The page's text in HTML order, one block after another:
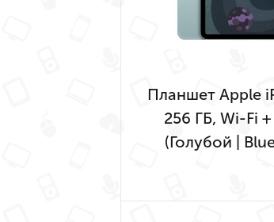
Планшет Apple
256 ГБ, Wi-Fi
(Голубой |